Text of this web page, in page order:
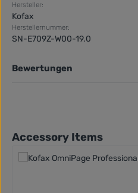
Hersteller:
Kofax
Herstellernummer:
SN-E709Z-W00-19.0
Bewertungen
Produktgalerie überspringen
Accessory Items